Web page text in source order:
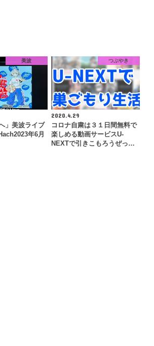
美波
」美波ライブ
年6月
つぶやき
2020.4.29
コロナ自粛は３１日間無料で
楽しめる動画サービスU-
NEXTで引きこもろうぜっ…